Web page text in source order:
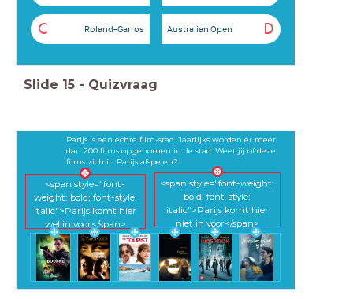
C Roland-Garros D
Australian Open
Slide 15 - Quizvraag
Parijs is een echte film-stad. Jaarlijks worden er meer
dan 200 films opgenomen in de stad. Weet jij of deze
films zich in Parijs afspelen?
<span style="font-
weight: bold; font-style:
italic">Parijs komt hier
wel in voor</span>
<span style="font-weight:
bold; font-style:
italic">Parijs komt hier
niet in voor</span>